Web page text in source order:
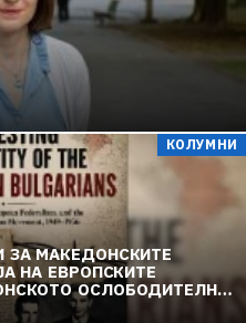
КОЛУМНИ
ЗА МАКЕДОНСКИТЕ
НА ЕВРОПСКИТЕ
ОСЛОБОДИТЕЛНО